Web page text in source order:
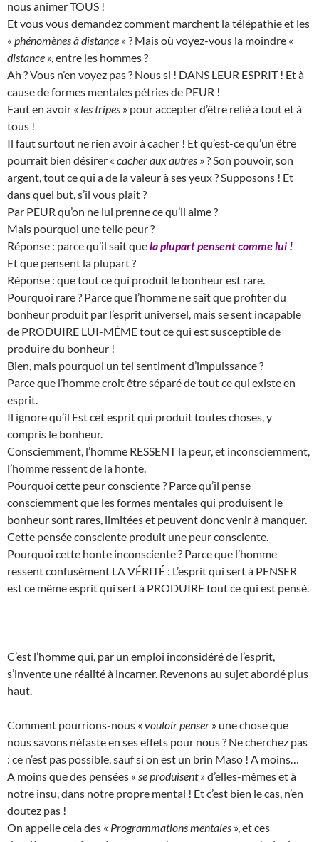
nous animer TOUS !
Et vous vous demandez comment marchent la télépathie et les
« phénomènes à distance » ? Mais où voyez-vous la moindre «
distance », entre les hommes ?
Ah ? Vous n’en voyez pas ? Nous si ! DANS LEUR ESPRIT ! Et à
cause de formes mentales pétries de PEUR !
Faut en avoir « les tripes » pour accepter d’être relié à tout et à
tous !
Il faut surtout ne rien avoir à cacher ! Et qu’est-ce qu’un être
pourrait bien désirer « cacher aux autres » ? Son pouvoir, son
argent, tout ce qui a de la valeur à ses yeux ? Supposons ! Et
dans quel but, s’il vous plaît ?
Par PEUR qu’on ne lui prenne ce qu’il aime ?
Mais pourquoi une telle peur ?
Réponse : parce qu’il sait quela plupart pensent comme lui !
Et que pensent la plupart ?
Réponse : que tout ce qui produit le bonheur est rare.
Pourquoi rare ? Parce que l’homme ne sait que profiter du
bonheur produit par l’esprit universel, mais se sent incapable
de PRODUIRE LUI-MÊME tout ce qui est susceptible de
produire du bonheur !
Bien, mais pourquoi un tel sentiment d’impuissance ?
Parce que l’homme croit être séparé de tout ce qui existe en
esprit.
Il ignore qu’il Est cet esprit qui produit toutes choses, y
compris le bonheur.
Consciemment, l’homme RESSENT la peur, et inconsciemment,
l’homme ressent de la honte.
Pourquoi cette peur consciente ? Parce qu’il pense
consciemment que les formes mentales qui produisent le
bonheur sont rares, limitées et peuvent donc venir à manquer.
Cette pensée consciente produit une peur consciente.
Pourquoi cette honte inconsciente ? Parce que l’homme
ressent confusément LA VÉRITÉ : L’esprit qui sert à PENSER
est ce même esprit qui sert à PRODUIRE tout ce qui est pensé.
C’est l’homme qui, par un emploi inconsidéré de l’esprit,
s’invente une réalité à incarner. Revenons au sujet abordé plus
haut.
Comment pourrions-nous « vouloir penser » une chose que
nous savons néfaste en ses effets pour nous ? Ne cherchez pas
: ce n’est pas possible, sauf si on est un brin Maso ! A moins…
A moins que des pensées « se produisent» d’elles-mêmes et à
notre insu, dans notre propre mental ! Et c’est bien le cas, n’en
doutez pas !
On appelle cela des « Programmations mentales », et ces